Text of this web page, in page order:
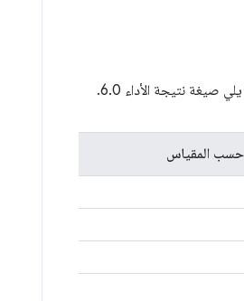
نتيجة الأداء 6.0.
حسب المقياس